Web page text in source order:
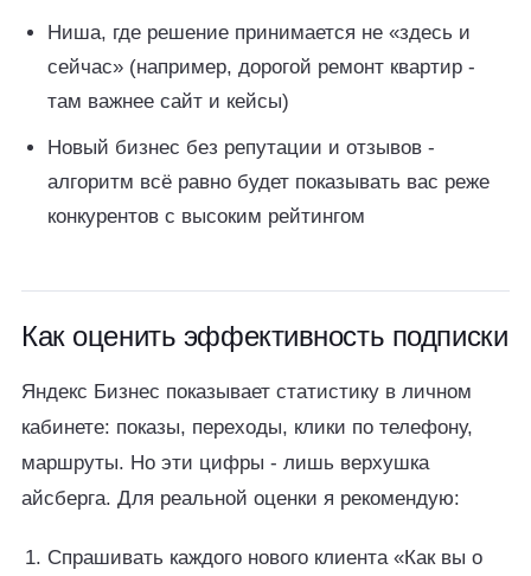
Ниша, где решение принимается не «здесь и
сейчас» (например, дорогой ремонт квартир -
там важнее сайт и кейсы)
Новый бизнес без репутации и отзывов -
алгоритм всё равно будет показывать вас реже
конкурентов с высоким рейтингом
Как оценить эффективность подписки
Яндекс Бизнес показывает статистику в личном
кабинете: показы, переходы, клики по телефону,
маршруты. Но эти цифры - лишь верхушка
айсберга. Для реальной оценки я рекомендую:
Спрашивать каждого нового клиента «Как вы о